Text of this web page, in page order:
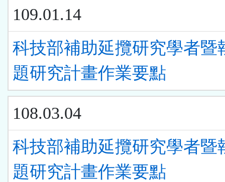
109.01.14
科技部補助延攬研究學者暨
題研究計畫作業要點
108.03.04
科技部補助延攬研究學者暨
題研究計畫作業要點